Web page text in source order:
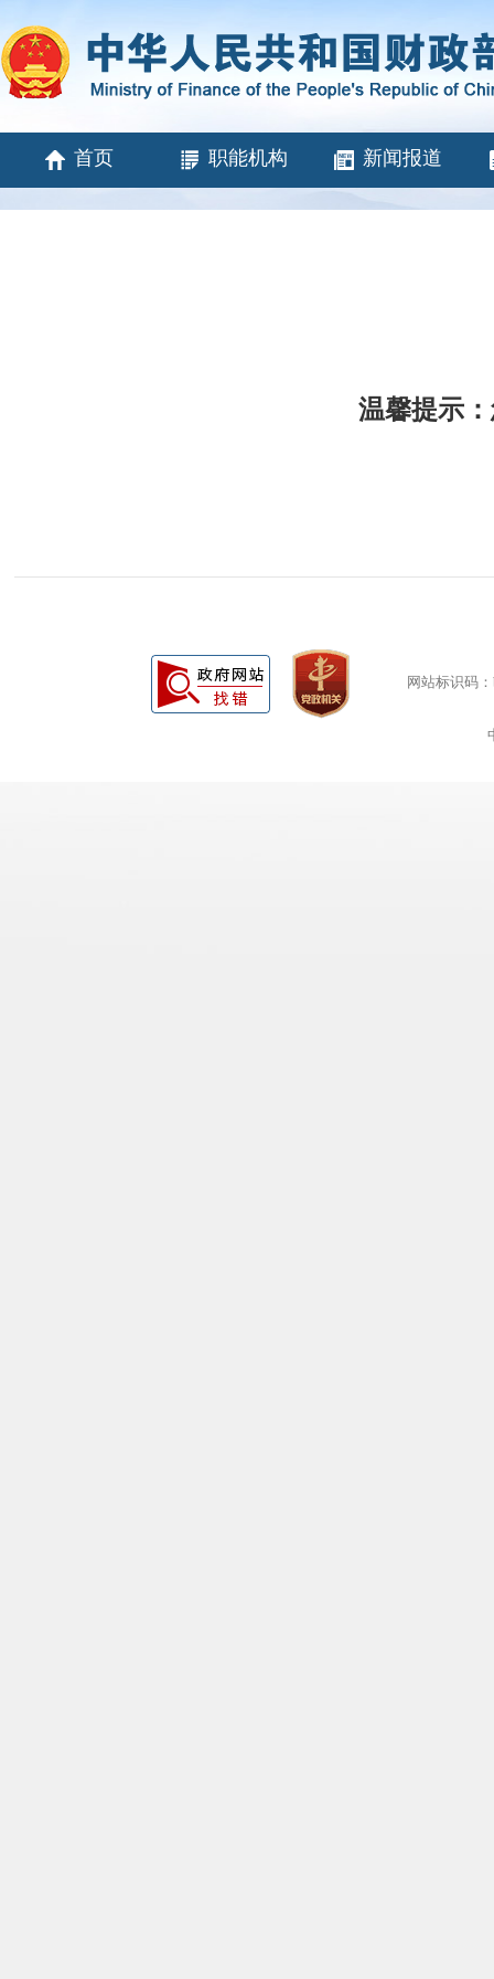
首页 职能机构 新闻报道
温馨提示
网站标识码